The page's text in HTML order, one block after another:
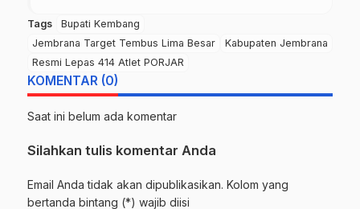
Tags
Bupati Kembang
Jembrana Target Tembus Lima Besar
Kabupaten Jembrana
Resmi Lepas 414 Atlet PORJAR
KOMENTAR (0)
Saat ini belum ada komentar
Silahkan tulis komentar Anda
Email Anda tidak akan dipublikasikan. Kolom yang
bertanda bintang (*) wajib diisi